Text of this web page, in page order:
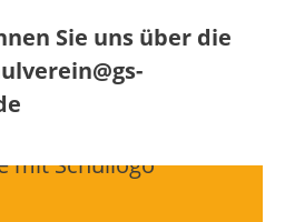
Sie uns über die